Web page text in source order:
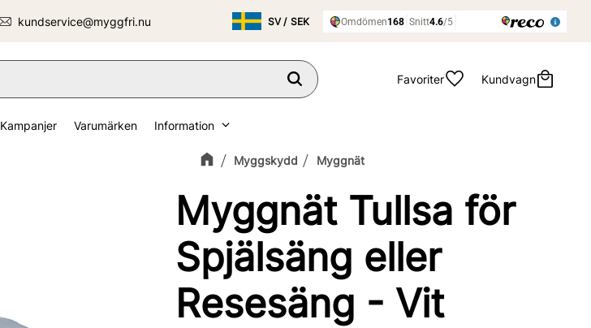
kundservice@myggfri.nu
Favoriter Kundvagn
Kampanjer Varumärken Information
Myggskydd Myggnät
Myggnät Tullsa för
Spjälsäng eller
Resesäng - Vit